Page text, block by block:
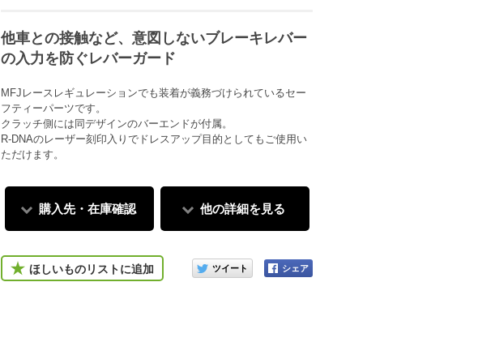
他車との接触など、意図しないブレーキレバー
の入力を防ぐレバーガード
MFJレースレギュレーションでも装着が義務づけられているセー
フティーパーツです。
クラッチ側には同デザインのバーエンドが付属。
R-DNAのレーザー刻印入りでドレスアップ目的としてもご使用い
ただけます。
購入先・在庫確認 他の詳細を見る
ほしいものリストに追加
このアイテムをシェアする